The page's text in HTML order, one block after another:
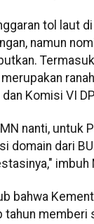
tol laut
namun
Komisi VI
nanti, untuk
domain dari
imbuh
bahwa
tahun